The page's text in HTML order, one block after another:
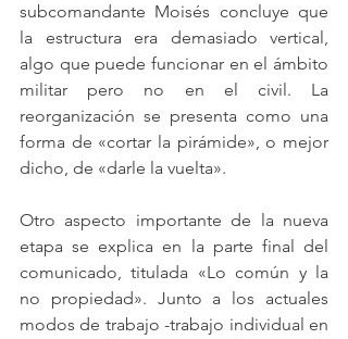
subcomandante Moisés concluye que
la estructura era demasiado vertical,
algo que puede funcionar en el ámbito
militar pero no en el civil. La
reorganización se presenta como una
forma de «cortar la pirámide», o mejor
dicho, de «darle la vuelta».
Otro aspecto importante de la nueva
etapa se explica en la parte final del
comunicado, titulada «Lo común y la
no propiedad». Junto a los actuales
modos de trabajo -trabajo individual en